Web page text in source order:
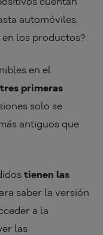
automóviles.
en los productos?
en el
primeras
solo se
antiguos que
tienen las
saber la versión
a la
las